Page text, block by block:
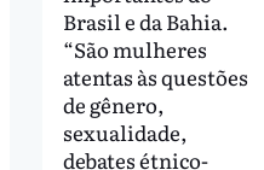
Brasil e da Bahia.
“São mulheres
atentas às questões
de gênero,
sexualidade,
debates étnico-